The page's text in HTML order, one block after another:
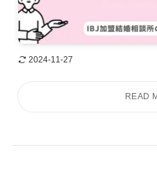
2024-11-27